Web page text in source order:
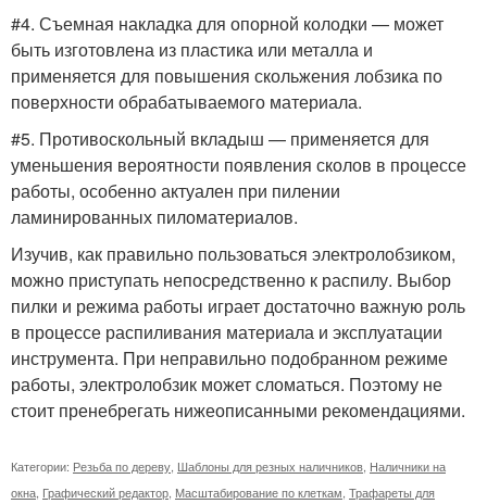
#4. Съемная накладка для опорной колодки — может
быть изготовлена из пластика или металла и
применяется для повышения скольжения лобзика по
поверхности обрабатываемого материала.
#5. Противоскольный вкладыш — применяется для
уменьшения вероятности появления сколов в процессе
работы, особенно актуален при пилении
ламинированных пиломатериалов.
Изучив, как правильно пользоваться электролобзиком,
можно приступать непосредственно к распилу. Выбор
пилки и режима работы играет достаточно важную роль
в процессе распиливания материала и эксплуатации
инструмента. При неправильно подобранном режиме
работы, электролобзик может сломаться. Поэтому не
стоит пренебрегать нижеописанными рекомендациями.
Категории: Резьба по дереву Шаблоны для резных наличников Наличники на
окна Графический редактор Масштабирование по клеткам Трафареты для